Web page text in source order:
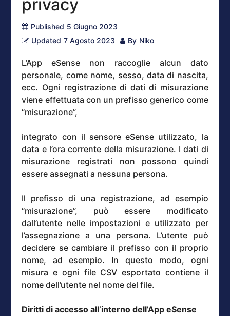
privacy
Published 5 Giugno 2023
Updated 7 Agosto 2023 By Niko
L’App eSense non raccoglie alcun dato
personale, come nome, sesso, data di nascita,
ecc. Ogni registrazione di dati di misurazione
viene effettuata con un prefisso generico come
“misurazione”,
integrato con il sensore eSense utilizzato, la
data e l’ora corrente della misurazione. I dati di
misurazione registrati non possono quindi
essere assegnati a nessuna persona.
Il prefisso di una registrazione, ad esempio
“misurazione”, può essere modificato
dall’utente nelle impostazioni e utilizzato per
l’assegnazione a una persona. L’utente può
decidere se cambiare il prefisso con il proprio
nome, ad esempio. In questo modo, ogni
misura e ogni file CSV esportato contiene il
nome dell’utente nel nome del file.
Diritti di accesso all’interno dell’App eSense